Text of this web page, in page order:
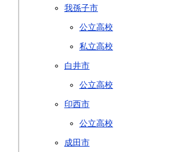
我孫子市
公立高校
私立高校
白井市
公立高校
印西市
公立高校
成田市